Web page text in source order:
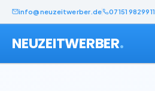
info@neuzeitwerber.de 07151 9829911
NEUZEITWERBER.